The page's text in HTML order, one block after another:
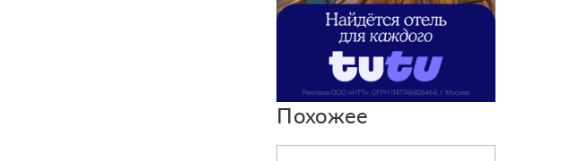
Похожее